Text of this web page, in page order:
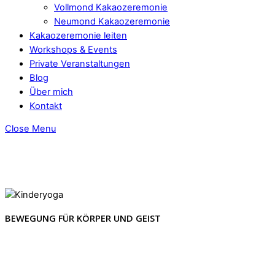
Vollmond Kakaozeremonie
Neumond Kakaozeremonie
Kakaozeremonie leiten
Workshops & Events
Private Veranstaltungen
Blog
Über mich
Kontakt
Close Menu
BEWEGUNG FÜR KÖRPER UND GEIST